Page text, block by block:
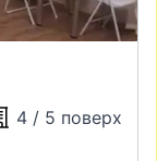
4 / 5 поверх